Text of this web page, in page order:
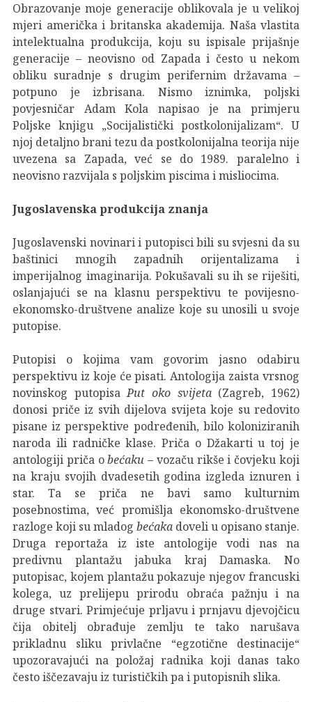
Obrazovanje moje generacije oblikovala je u velikoj
mjeri američka i britanska akademija. Naša vlastita
intelektualna produkcija, koju su ispisale prijašnje
generacije – neovisno od Zapada i često u nekom
obliku suradnje s drugim perifernim državama –
potpuno je izbrisana. Nismo iznimka, poljski
povjesničar Adam Kola napisao je na primjeru
Poljske knjigu „Socijalistički postkolonijalizam“. U
njoj detaljno brani tezu da postkolonijalna teorija nije
uvezena sa Zapada, već se do 1989. paralelno i
neovisno razvijala s poljskim piscima i misliocima.
Jugoslavenska produkcija znanja
Jugoslavenski novinari i putopisci bili su svjesni da su
baštinici mnogih zapadnih orijentalizama i
imperijalnog imaginarija. Pokušavali su ih se riješiti,
oslanjajući se na klasnu perspektivu te povijesno-
ekonomsko-društvene analize koje su unosili u svoje
putopise.
Putopisi o kojima vam govorim jasno odabiru
perspektivu iz koje će pisati. Antologija zaista vrsnog
novinskog putopisaPut oko svijeta(Zagreb, 1962)
donosi priče iz svih dijelova svijeta koje su redovito
pisane iz perspektive podređenih, bilo koloniziranih
naroda ili radničke klase. Priča o Džakarti u toj je
antologiji priča obećaku – vozaču rikše i čovjeku koji
na kraju svojih dvadesetih godina izgleda iznuren i
star. Ta se priča ne bavi samo kulturnim
posebnostima, već promišlja ekonomsko-društvene
razloge koji su mladog bećaka doveli u opisano stanje.
Druga reportaža iz iste antologije vodi nas na
predivnu plantažu jabuka kraj Damaska. No
putopisac, kojem plantažu pokazuje njegov francuski
kolega, uz prelijepu prirodu obraća pažnju i na
druge stvari. Primjećuje prljavu i prnjavu djevojčicu
čija obitelj obrađuje zemlju te tako narušava
prikladnu sliku privlačne “egzotične destinacije“
upozoravajući na položaj radnika koji danas tako
često iščezavaju iz turističkih pa i putopisnih slika.